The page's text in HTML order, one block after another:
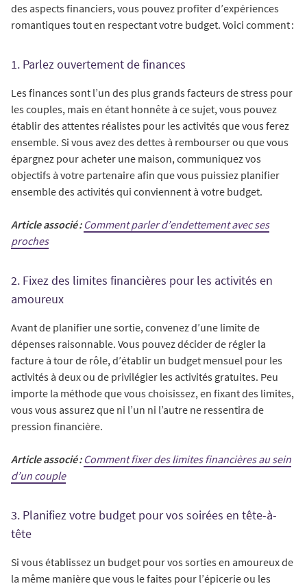
des aspects financiers, vous pouvez profiter d’expériences
romantiques tout en respectant votre budget. Voici comment :
1. Parlez ouvertement de finances
Les finances sont l’un des plus grands facteurs de stress pour
les couples, mais en étant honnête à ce sujet, vous pouvez
établir des attentes réalistes pour les activités que vous ferez
ensemble. Si vous avez des dettes à rembourser ou que vous
épargnez pour acheter une maison, communiquez vos
objectifs à votre partenaire afin que vous puissiez planifier
ensemble des activités qui conviennent à votre budget.
Article associé : Comment parler d’endettement avec ses
proches
2. Fixez des limites financières pour les activités en
amoureux
Avant de planifier une sortie, convenez d’une limite de
dépenses raisonnable. Vous pouvez décider de régler la
facture à tour de rôle, d’établir un budget mensuel pour les
activités à deux ou de privilégier les activités gratuites. Peu
importe la méthode que vous choisissez, en fixant des limites,
vous vous assurez que ni l’un ni l’autre ne ressentira de
pression financière.
Article associé :Comment fixer des limites financières au sein
d’un couple
3. Planifiez votre budget pour vos soirées en tête-à-
tête
Si vous établissez un budget pour vos sorties en amoureux de
la même manière que vous le faites pour l’épicerie ou les